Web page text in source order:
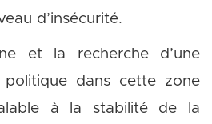
d’insécurité.
et la recherche d’une
dans cette zone
à la stabilité de la